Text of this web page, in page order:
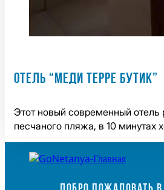
ОТЕЛЬ “МЕДИ ТЕРРЕ БУТИК”
Этот новый современный
песчаного пляжа, в 10 минутах